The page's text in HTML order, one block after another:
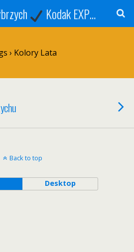
Kodak EXPRESS
› Kolory Lata
Back to top
Desktop